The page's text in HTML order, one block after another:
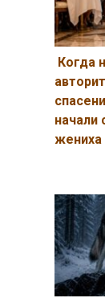
Когда
начали
жениха